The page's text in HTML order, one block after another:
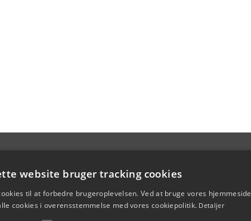
website bruger tracking cookies
til at forbedre brugeroplevelsen. Ved at bruge vores hjemmeside
cookies i overensstemmelse med vores cookiepolitik. Detaljer